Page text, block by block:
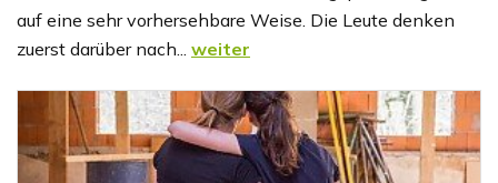
auf eine sehr vorhersehbare Weise. Die Leute denken
zuerst darüber nach... weiter